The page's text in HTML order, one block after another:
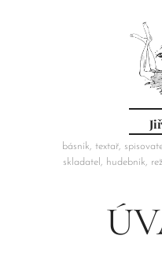
básník, textař,
skladatel, hudebník,